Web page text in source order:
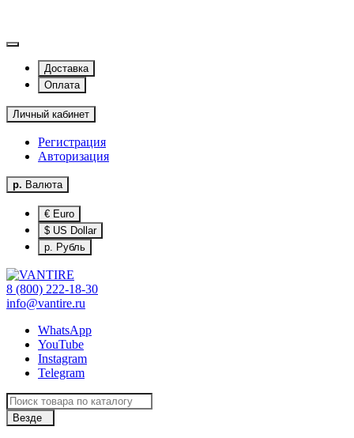
Доставка
Оплата
Личный кабинет
Регистрация
Авторизация
р. Валюта
€ Euro
$ US Dollar
р. Рубль
8 (800) 222-18-30
info@vantire.ru
WhatsApp
YouTube
Instagram
Telegram
Везде